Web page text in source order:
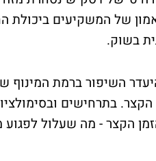
של המשקיעים ביכולת
בשוק.
השיפור ברמת
בתרחישים
שבין 90% ל-120% בטווח הזמן הקצר -